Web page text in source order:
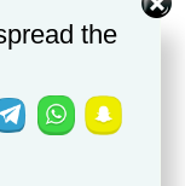
the